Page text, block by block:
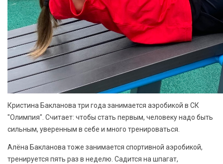
Кристина Бакланова три года занимается аэробикой в СК
"Олимпия". Считает: чтобы стать первым, человеку надо быть
сильным, уверенным в себе и много тренироваться.
Алёна Бакланова тоже занимается спортивной аэробикой,
тренируется пять раз в неделю. Садится на шпагат,